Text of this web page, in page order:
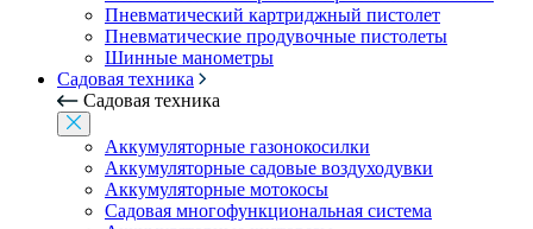
Пневматический картриджный пистолет
Пневматические продувочные пистолеты
Шинные манометры
Садовая техника
Садовая техника
Аккумуляторные газонокосилки
Аккумуляторные садовые воздуходувки
Аккумуляторные мотокосы
Садовая многофункциональная система